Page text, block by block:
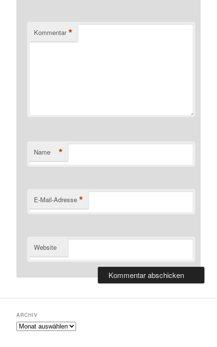
Kommentar *
Name *
E-Mail-Adresse *
Website
ARCHIV
Archiv